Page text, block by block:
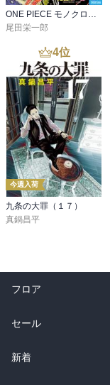
ONE PIECE モノクロ版 115
尾田栄一郎
4位
今週入荷
九条の大罪（１７）
真鍋昌平
フロア
総合
ラノベ
セール
総合
新着